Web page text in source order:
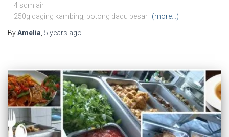
– 4 sdm air
– 250g daging kambing, potong dadu besar (more…)
ByAmelia 5 years ago